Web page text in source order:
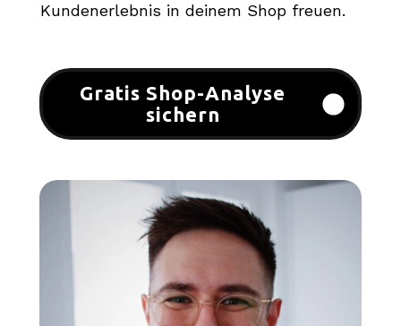
Kundenerlebnis in deinem Shop freuen.
Gratis Shop-Analyse
sichern